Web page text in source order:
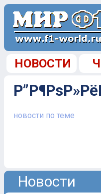
НОВОСТИ
новости по теме
Новости